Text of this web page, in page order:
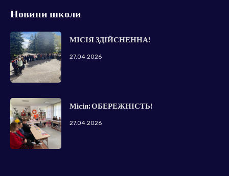
Новини школи
МІСІЯ ЗДІЙСНЕННА!
27.04.2026
Місія: ОБЕРЕЖНІСТЬ!
27.04.2026